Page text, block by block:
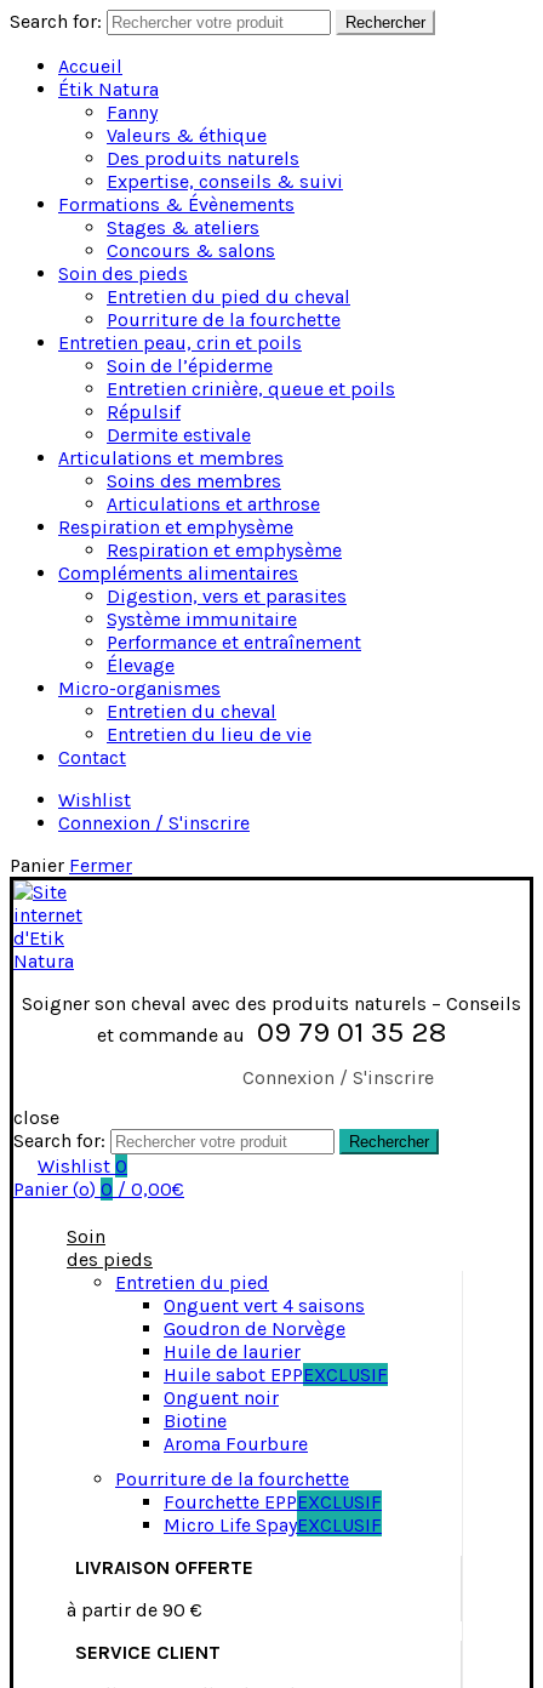
Search for: Rechercher
Accueil
Étik Natura
Fanny
Valeurs & éthique
Des produits naturels
Expertise, conseils & suivi
Formations & Évènements
Stages & ateliers
Concours & salons
Soin des pieds
Entretien du pied du cheval
Pourriture de la fourchette
Entretien peau, crin et poils
Soin de l’épiderme
Entretien crinière, queue et poils
Répulsif
Dermite estivale
Articulations et membres
Soins des membres
Articulations et arthrose
Respiration et emphysème
Respiration et emphysème
Compléments alimentaires
Digestion, vers et parasites
Système immunitaire
Performance et entraînement
Élevage
Micro-organismes
Entretien du cheval
Entretien du lieu de vie
Contact
Wishlist
Connexion / S'inscrire
Panier Fermer
Soigner son cheval avec des produits naturels – Conseils
et commande au
09 79 01 35 28
Connexion / S'inscrire
close
Search for:
Rechercher
Wishlist 0
Panier (o) 0 / 0,00€
Soin
des pieds
Entretien du pied
Onguent vert 4 saisons
Goudron de Norvège
Huile de laurier
Huile sabot EPPEXCLUSIF
Onguent noir
Biotine
Aroma Fourbure
Pourriture de la fourchette
Fourchette EPPEXCLUSIF
Micro Life SpayEXCLUSIF
LIVRAISON OFFERTE
à partir de 90 €
SERVICE CLIENT